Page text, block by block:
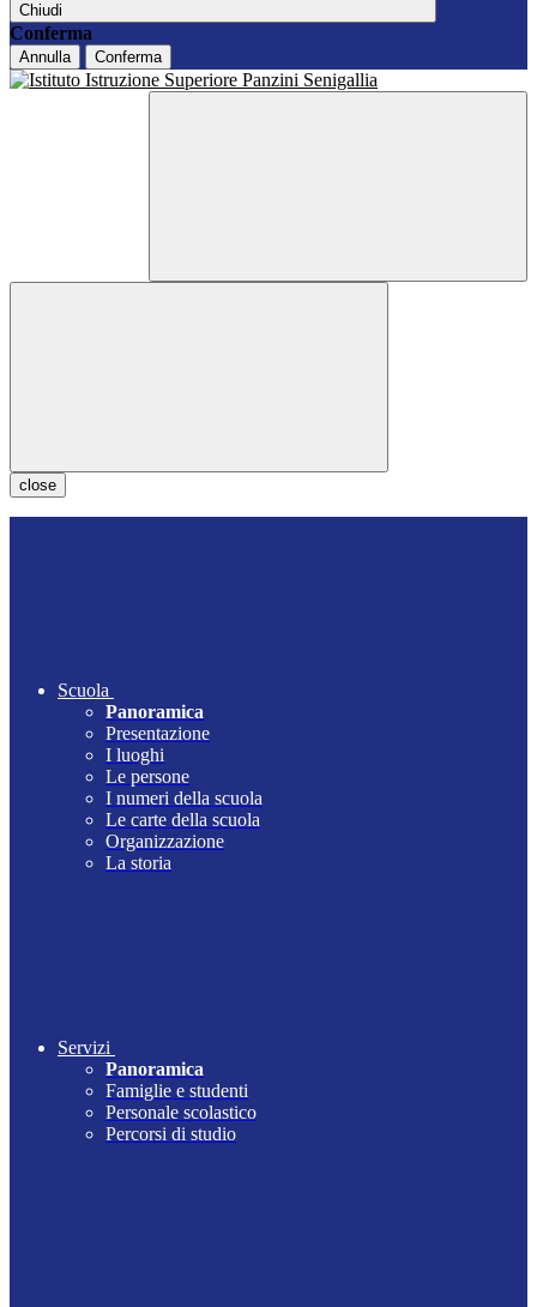
Chiudi
Conferma
Annulla Conferma
close
Scuola
Panoramica
Presentazione
I luoghi
Le persone
I numeri della scuola
Le carte della scuola
Organizzazione
La storia
Servizi
Panoramica
Famiglie e studenti
Personale scolastico
Percorsi di studio